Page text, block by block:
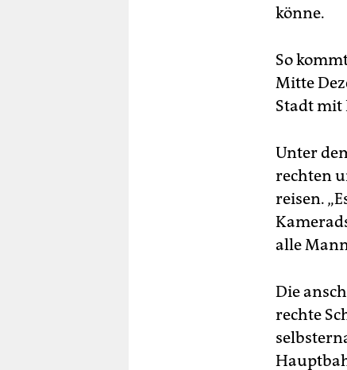
könne.
So
Mitte
Stadt mit
Unter
rechten
reisen.
alle
Die
rechte